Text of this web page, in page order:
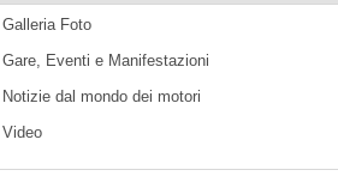
Galleria Foto
Gare, Eventi e Manifestazioni
Notizie dal mondo dei motori
Video